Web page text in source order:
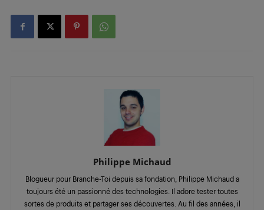
Philippe Michaud
Blogueur pour Branche-Toi depuis sa fondation, Philippe Michaud a
toujours été un passionné des technologies. Il adore tester toutes
sortes de produits et partager ses découvertes. Au fil des années, il